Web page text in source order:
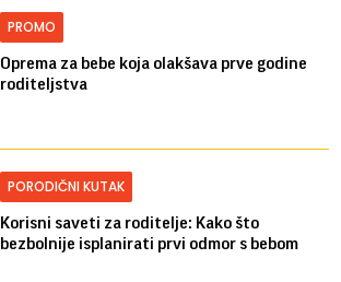
PROMO
Oprema za bebe koja olakšava prve godine
roditeljstva
PORODIČNI KUTAK
Korisni saveti za roditelje: Kako što
bezbolnije isplanirati prvi odmor s bebom